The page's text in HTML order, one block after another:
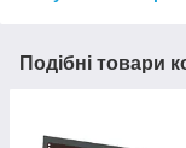
Подібні товари